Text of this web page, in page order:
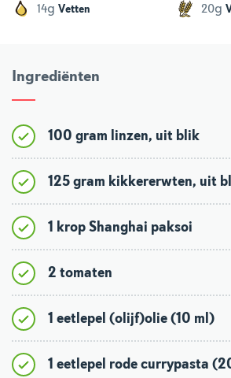
14g Vetten 20g
Ingrediënten
100 gram linzen, uit blik
125 gram kikkererwten, uit
1 krop Shanghai paksoi
2 tomaten
1 eetlepel (olijf)olie (10 ml)
1 eetlepel rode currypasta